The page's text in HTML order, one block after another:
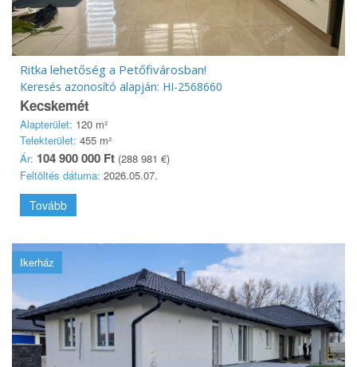
Ritka lehetőség a Petőfivárosban!
Keresés azonosító alapján: HI-2568660
Kecskemét
Alapterület: 120 m²
Telekterület: 455 m²
Ár: 104 900 000 Ft (288 981 €)
Feltöltés dátuma: 2026.05.07.
Tovább
Ikerház